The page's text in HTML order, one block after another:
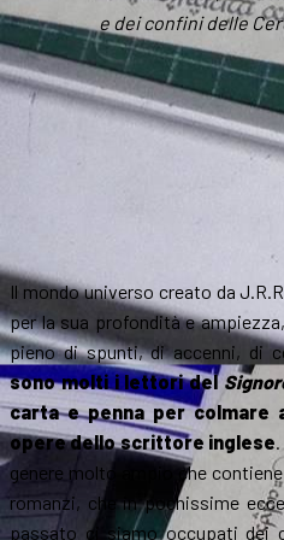
e dei confini delle
Il mondo universo creato da
per la sua profondità e
pieno di spunti, di accenni, di
sono molti i lettori del
carta e penna per colmare
opere dello scrittore inglese
genere molto ampio che
romanzi, che in pochissime
passato ci siamo occupati dei